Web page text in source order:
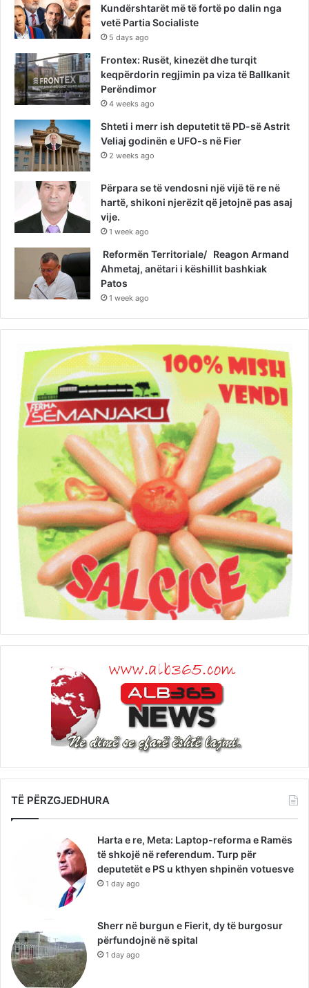
Kundërshtarët më të fortë po dalin nga
vetë Partia Socialiste
5 days ago
Frontex: Rusët, kinezët dhe turqit
keqpërdorin regjimin pa viza të Ballkanit
Perëndimor
4 weeks ago
Shteti i merr ish deputetit të PD-së Astrit
Veliaj godinën e UFO-s në Fier
2 weeks ago
Përpara se të vendosni një vijë të re në
hartë, shikoni njerëzit që jetojnë pas asaj
vije.
1 week ago
Reformën Territoriale/ Reagon Armand
Ahmetaj, anëtari i këshillit bashkiak
Patos
1 week ago
TË PËRZGJEDHURA
Harta e re, Meta: Laptop-reforma e Ramës
të shkojë në referendum. Turp për
deputetët e PS u kthyen shpinën votuesve
1 day ago
Sherr në burgun e Fierit, dy të burgosur
përfundojnë në spital
1 day ago